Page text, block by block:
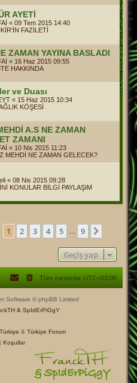
AYETİ
« 09 Tem 2015 14:40
FAZİLETİ
ZAMAN YAYINA BASLADI
« 16 Haz 2015 09:55
HAKKINDA
ve Duası
« 15 Haz 2015 10:34
KÖŞESİ
A.S NE ZAMAN
ZAMANI
« 10 Nis 2015 11:23
MEHDİ NE ZAMAN GELECEK?
« 08 Nis 2015 09:28
KONULAR BİLGİ PAYLAŞIM
. sayfa (Toplam 9 sayfa)
1 2 3 4 5 9 Sonraki
Geçiş yap
Tüm zamanlar UTC+03:00
Software © phpBB Limited
& SpIdErPiGgY
& Türkiye Forum
| Koşullar